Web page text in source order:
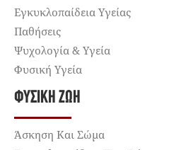
Εγκυκλοπαίδεια Υγείας
Παθήσεις
Ψυχολογία & Υγεία
Φυσική Υγεία
ΦΥΣΙΚΉ ΖΩΉ
Άσκηση Και Σώμα